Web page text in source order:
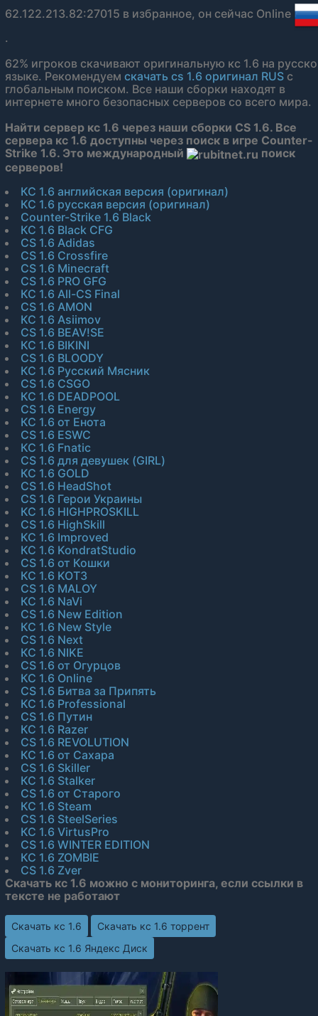
62.122.213.82:27015 в избранное, он сейчас Online
.
62% игроков скачивают оригинальную кс 1.6 на
языке. Рекомендуем скачать cs 1.6 оригинал RUS с
глобальным поиском. Все наши сборки находят в
интернете много безопасных серверов со всего мира.
Найти сервер кс 1.6 через наши сборки CS 1.6. Все
сервера кс 1.6 доступны через поиск в игре Counter-
Strike 1.6. Это международный
поиск
серверов!
КС 1.6 английская версия (оригинал)
КС 1.6 русская версия (оригинал)
Counter-Strike 1.6 Black
КС 1.6 Black CFG
CS 1.6 Adidas
CS 1.6 Crossfire
CS 1.6 Minecraft
CS 1.6 PRO GFG
КС 1.6 All-CS Final
CS 1.6 AMON
КС 1.6 Asiimov
CS 1.6 BEAV!SE
КС 1.6 BIKINI
CS 1.6 BLOODY
КС 1.6 Русский Мясник
CS 1.6 CSGO
КС 1.6 DEADPOOL
CS 1.6 Energy
КС 1.6 от Енота
CS 1.6 ESWC
КС 1.6 Fnatic
CS 1.6 для девушек (GIRL)
КС 1.6 GOLD
CS 1.6 HeadShot
CS 1.6 Герои Украины
КС 1.6 HIGHPROSKILL
CS 1.6 HighSkill
КС 1.6 Improved
КС 1.6 KondratStudio
CS 1.6 от Кошки
КС 1.6 KOT3
CS 1.6 MALOY
КС 1.6 NaVi
CS 1.6 New Edition
КС 1.6 New Style
CS 1.6 Next
КС 1.6 NIKE
CS 1.6 от Огурцов
КС 1.6 Online
CS 1.6 Битва за Припять
КС 1.6 Professional
CS 1.6 Путин
КС 1.6 Razer
CS 1.6 REVOLUTION
КС 1.6 от Сахара
CS 1.6 Skiller
КС 1.6 Stalker
CS 1.6 от Старого
КС 1.6 Steam
CS 1.6 SteelSeries
КС 1.6 VirtusPro
CS 1.6 WINTER EDITION
КС 1.6 ZOMBIE
CS 1.6 Zver
Скачать кс 1.6 можно с мониторинга, если ссылки в
тексте не работают
Скачать кс 1.6
Скачать кс 1.6 торрент
Скачать кс 1.6 Яндекс Диск